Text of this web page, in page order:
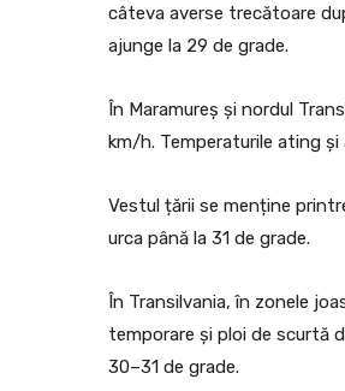
câteva averse trecătoare
ajunge la 29 de grade.
În Maramureș și nordul
km/h. Temperaturile ating
Vestul țării se menține
urca până la 31 de grade.
În Transilvania, în zonele
temporare și ploi de scurtă
30–31 de grade.